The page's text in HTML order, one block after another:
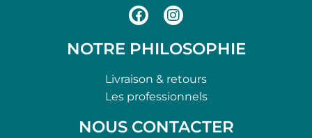
NOTRE PHILOSOPHIE
Livraison & retours
Les professionnels
NOUS CONTACTER